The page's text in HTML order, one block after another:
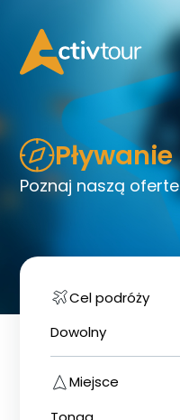
Poznaj naszą oferte
Cel podróży
Dowolny
Miejsce